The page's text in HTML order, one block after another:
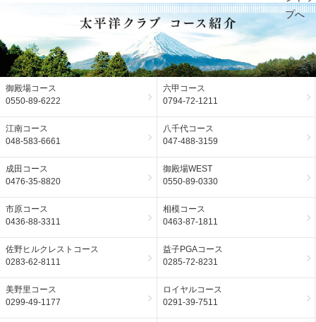
御殿場コース
0550-89-6222
六甲コース
0794-72-1211
江南コース
048-583-6661
八千代コース
047-488-3159
成田コース
0476-35-8820
御殿場WEST
0550-89-0330
市原コース
0436-88-3311
相模コース
0463-87-1811
佐野ヒルクレストコース
0283-62-8111
益子PGAコース
0285-72-8231
美野里コース
0299-49-1177
ロイヤルコース
0291-39-7511